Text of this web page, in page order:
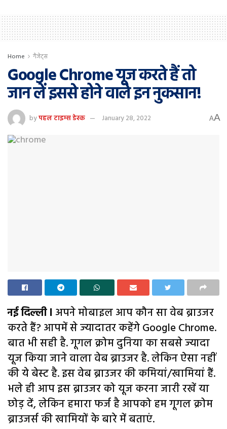
Home गैजेट्स
Google Chrome यूज करते हैं तो
जान लें इससे होने वाले इन नुकसान!
byपहल टाइम्स डेस्क January 28, 2022 AA
नई दिल्ली l अपने मोबाइल आप कौन सा वेब ब्राउजर
करते हैं? आपमें से ज्यादातर कहेंगे Google Chrome.
बात भी सही है. गूगल क्रोम दुनिया का सबसे ज्यादा
यूज किया जाने वाला वेब ब्राउजर है. लेकिन ऐसा नहीं
की ये बेस्ट है. इस वेब ब्राउजर की कमियां/खामियां हैं.
भले ही आप इस ब्राउजर को यूज करना जारी रखें या
छोड़ दें, लेकिन हमारा फर्ज है आपको हम गूगल क्रोम
ब्राउजर्स की खामियों के बारे में बताएं.